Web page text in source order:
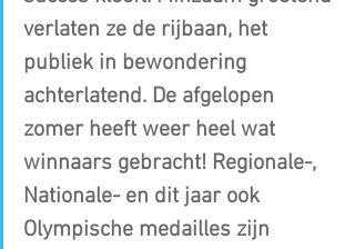
verlaten ze de rijbaan, het
publiek in bewondering
achterlatend. De afgelopen
zomer heeft weer heel wat
winnaars gebracht! Regionale-,
Nationale- en dit jaar ook
Olympische medailles zijn